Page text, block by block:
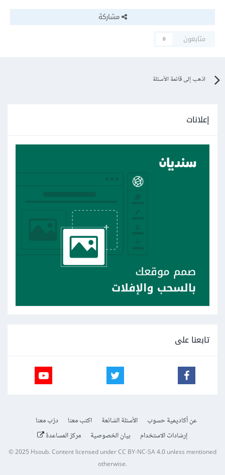
مشاركة
متابعون
0
اذهب إلى قائمة الأسئلة
إعلانات
تابعنا على
عن أكاديمية حسوب الأسئلة الشائعة اكتب معنا
درّب معنا
إرشادات الاستخدام
بيان الخصوصية مركز المساعدة
© 2025Hsoub.Content licensed underCC BY-NC-SA 4.0unless mentioned
otherwise.